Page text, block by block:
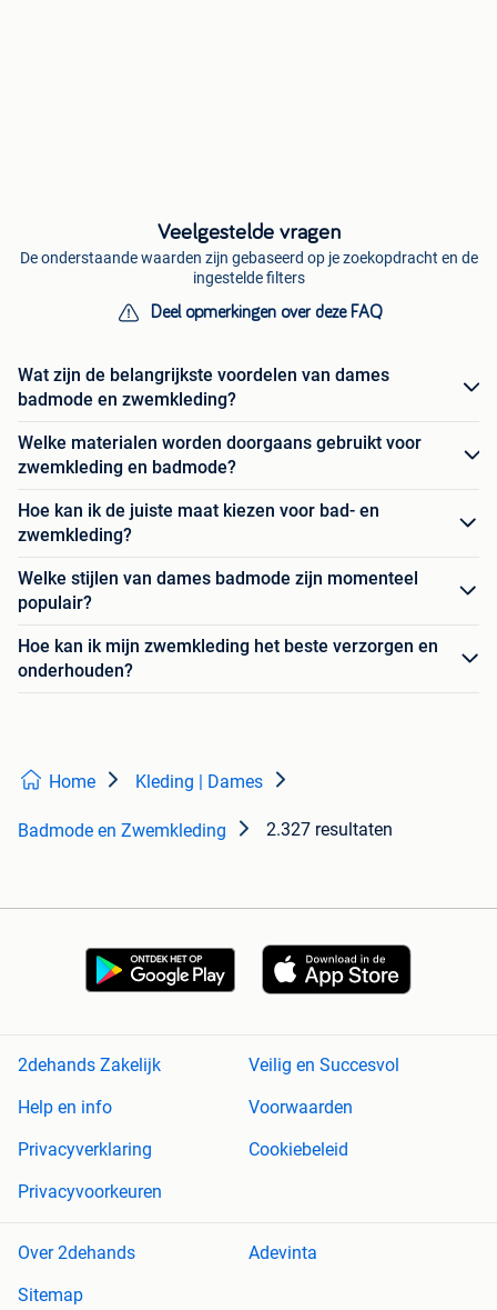
Veelgestelde vragen
De onderstaande waarden zijn gebaseerd op je zoekopdracht en de
ingestelde filters
Deel opmerkingen over deze FAQ
Wat zijn de belangrijkste voordelen van dames
badmode en zwemkleding?
Welke materialen worden doorgaans gebruikt voor
zwemkleding en badmode?
Hoe kan ik de juiste maat kiezen voor bad- en
zwemkleding?
Welke stijlen van dames badmode zijn momenteel
populair?
Hoe kan ik mijn zwemkleding het beste verzorgen en
onderhouden?
Home Kleding | Dames
Badmode en Zwemkleding 2.327 resultaten
2dehands Zakelijk
Veilig en Succesvol
Help en info
Voorwaarden
Privacyverklaring
Cookiebeleid
Privacyvoorkeuren
Over 2dehands
Adevinta
Sitemap